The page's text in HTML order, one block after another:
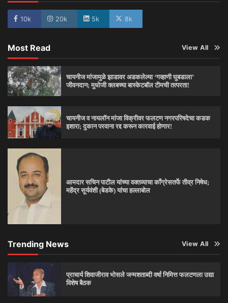
10k 20k 5k 8k
Most Read View All
चायनीज मांजामुळे झाडावर अडकलेल्या ‘गव्हाणी घुबडाला’
जीवनदान; मुधोजी क्लबच्या बास्केटबॉल टीमची तत्परता!
चायनीज व नायलॉन मांजा विक्रीवर फलटण नगरपरिषदेचा कडक
इशारा; दुकान परवाना रद्द करून कारवाई होणार!
आमदार सचिन पाटील यांच्या वक्तव्याचा काँग्रेसतर्फे तीव्र निषेध;
महेंद्र सूर्यवंशी (बेडके) यांचा हल्लाबोल
Trending News View All
प्राचार्य शिवाजीराव भोसले जन्मशताब्दी वर्षा निमित्त फलटणला उद्या
विशेष बैठक